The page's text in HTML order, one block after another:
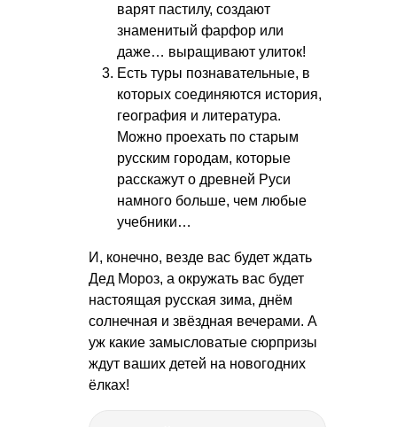
варят пастилу, создают
знаменитый фарфор или
даже… выращивают улиток!
Есть туры познавательные, в
которых соединяются история,
география и литература.
Можно проехать по старым
русским городам, которые
расскажут о древней Руси
намного больше, чем любые
учебники…
И, конечно, везде вас будет ждать
Дед Мороз, а окружать вас будет
настоящая русская зима, днём
солнечная и звёздная вечерами. А
уж какие замысловатые сюрпризы
ждут ваших детей на новогодних
ёлках!